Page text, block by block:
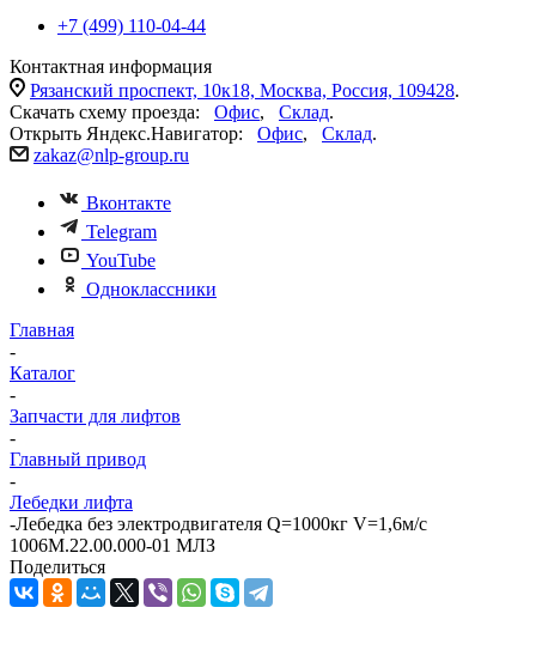
+7 (499) 110-04-44
Контактная информация
Рязанский проспект, 10к18, Москва, Россия, 109428.
Скачать схему проезда: Офис, Склад.
Открыть Яндекс.Навигатор: Офис, Склад.
zakaz@nlp-group.ru
Вконтакте
Telegram
YouTube
Одноклассники
Главная
-
Каталог
-
Запчасти для лифтов
-
Главный привод
-
Лебедки лифта
-Лебедка без электродвигателя Q=1000кг V=1,6м/с
1006М.22.00.000-01 МЛЗ
Поделиться